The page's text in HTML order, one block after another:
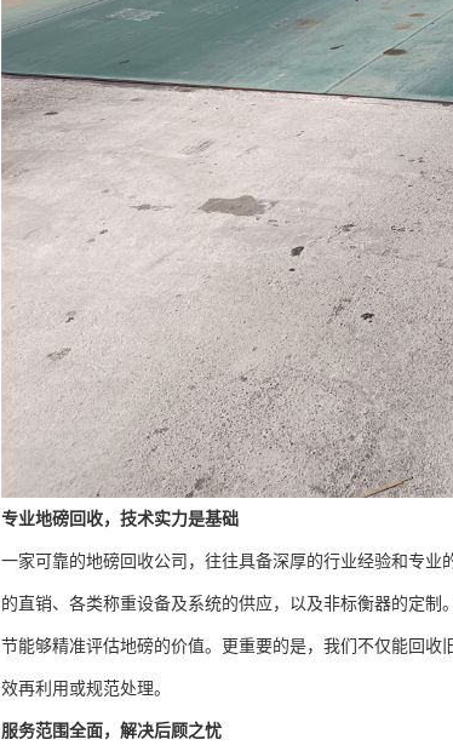
专业地磅回收，技术实力是基础
一家可靠的地磅回收公司，往往具备深厚的行业经验和专
的直销、各类称重设备及系统的供应，以及非标衡器的定
节能够精准评估地磅的价值。更重要的是，我们不仅能回
效再利用或规范处理。
服务范围全面，解决后顾之忧